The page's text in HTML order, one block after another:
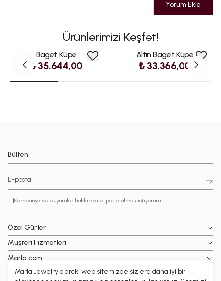
Marla Jewelry olarak, web sitemizde sizlere daha iyi bir
Yorum Ekle
Ürünlerimizi Keşfet!
Baget Küpe
₺ 35.644,00
Altın Baget Küpe
₺ 33.366,00
Bülten
Kampanya ve duyurular hakkında e-posta almak istiyorum.
Özel Günler
Müşteri Hizmetleri
Marla.com
Popüler Kategoriler